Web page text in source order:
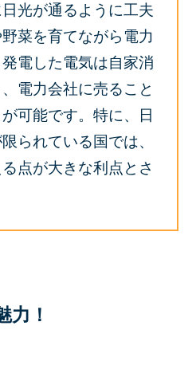
光が通るように工夫
菜を育てながら電力
電した電気は自家消
電力会社に売ること
可能です。特に、日
られている国では、
点が大きな利点とさ
力！